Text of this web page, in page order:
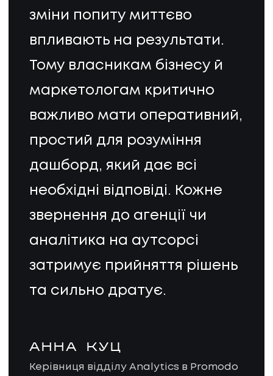
зміни попиту миттєво
впливають на результати.
Тому власникам бізнесу й
маркетологам критично
важливо мати оперативний,
простий для розуміння
дашборд, який дає всі
необхідні відповіді. Кожне
звернення до агенції чи
аналітика на аутсорсі
затримує прийняття рішень
та сильно дратує.
АННА КУЦ
Керівниця відділу Analytics в Promodo